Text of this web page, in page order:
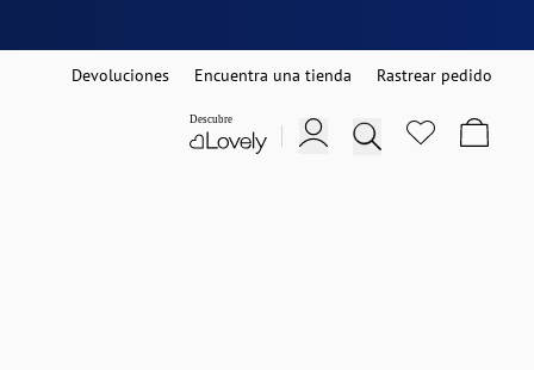
Devoluciones Encuentra una tienda Rastrear pedido